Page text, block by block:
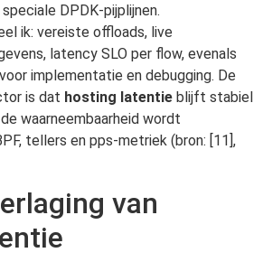
DPDK-pijplijnen.
ik: vereiste offloads, live
latency SLO per flow, evenals
implementatie en debugging. De
is dat hosting latentie blijft stabiel
waarneembaarheid wordt
tellers en pps-metriek (bron: [11],
van